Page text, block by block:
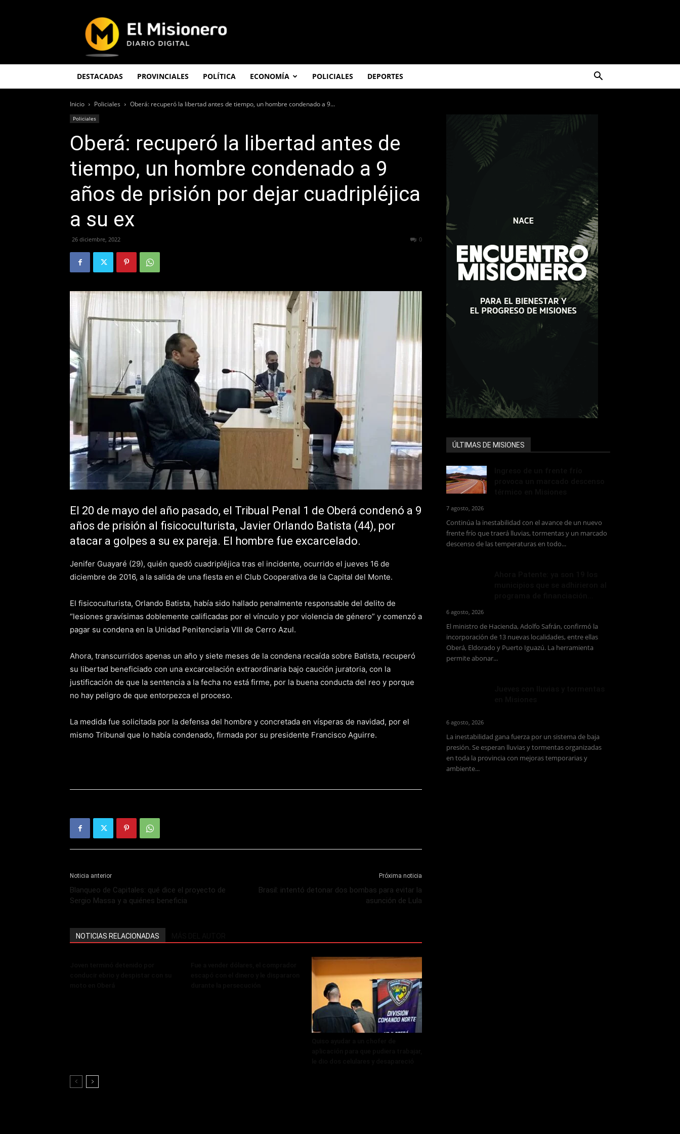
Misionero
DESTACADAS PROVINCIALES POLÍTICA ECONOMÍA POLICIALES DEPORTES
Inicio Policiales Oberá: recuperó la libertad antes de tiempo, un hombre condenado a 9...
Policiales
Oberá: recuperó la libertad antes de
tiempo, un hombre condenado a 9
años de prisión por dejar cuadripléjica
a su ex
26 diciembre, 2022 0
El 20 de mayo del año pasado, el Tribual Penal 1 de Oberá condenó a 9
años de prisión al fisicoculturista, Javier Orlando Batista (44), por
atacar a golpes a su ex pareja. El hombre fue excarcelado.
Jenifer Guayaré (29), quién quedó cuadripléjica tras el incidente, ocurrido el jueves 16 de
diciembre de 2016, a la salida de una fiesta en el Club Cooperativa de la Capital del Monte.
El fisicoculturista, Orlando Batista, había sido hallado penalmente responsable del delito de
“lesiones gravísimas doblemente calificadas por el vínculo y por violencia de género” y comenzó a
pagar su condena en la Unidad Penitenciaria VIII de Cerro Azul.
Ahora, transcurridos apenas un año y siete meses de la condena recaída sobre Batista, recuperó
su libertad beneficiado con una excarcelación extraordinaria bajo caución juratoria, con la
justificación de que la sentencia a la fecha no está firme, por la buena conducta del reo y porque
no hay peligro de que entorpezca el proceso.
La medida fue solicitada por la defensa del hombre y concretada en vísperas de navidad, por el
mismo Tribunal que lo había condenado, firmada por su presidente Francisco Aguirre.
Noticia anterior
Blanqueo de Capitales: qué dice el proyecto de
Sergio Massa y a quiénes beneficia
Próxima noticia
Brasil: intentó detonar dos bombas para evitar la
asunción de Lula
NOTICIAS RELACIONADAS
ÚLTIMAS DE MISIONES
7 agosto, 2026
Continúa la inestabilidad con el avance de un nuevo
frente frío que traerá lluvias, tormentas y un marcado
descenso de las temperaturas en todo...
6 agosto, 2026
El ministro de Hacienda, Adolfo Safrán, confirmó la
incorporación de 13 nuevas localidades, entre ellas
Oberá, Eldorado y Puerto Iguazú. La herramienta
permite abonar...
6 agosto, 2026
La inestabilidad gana fuerza por un sistema de baja
presión. Se esperan lluvias y tormentas organizadas
en toda la provincia con mejoras temporarias y
ambiente...